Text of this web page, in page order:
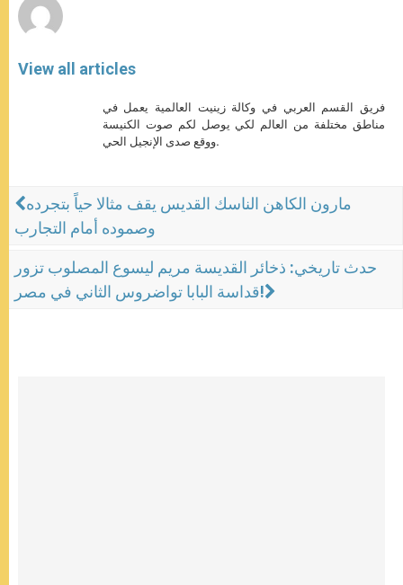
View all articles
فريق القسم العربي في وكالة زينيت العالمية يعمل في
مناطق مختلفة من العالم لكي يوصل لكم صوت الكنيسة
ووقع صدى الإنجيل الحي.
مارون الكاهن الناسك القديس يقف مثالا حياً بتجرده
وصموده أمام التجارب
حدث تاريخي: ذخائر القديسة مريم ليسوع المصلوب تزور
قداسة البابا تواضروس الثاني في مصر!